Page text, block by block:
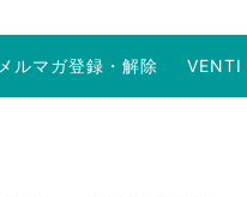
パスタ
パスタを検索する
ABOUT US
メルマガ登録・解除 VENTI